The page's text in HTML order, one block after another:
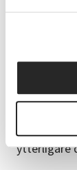
Datum
flera
ytterligare